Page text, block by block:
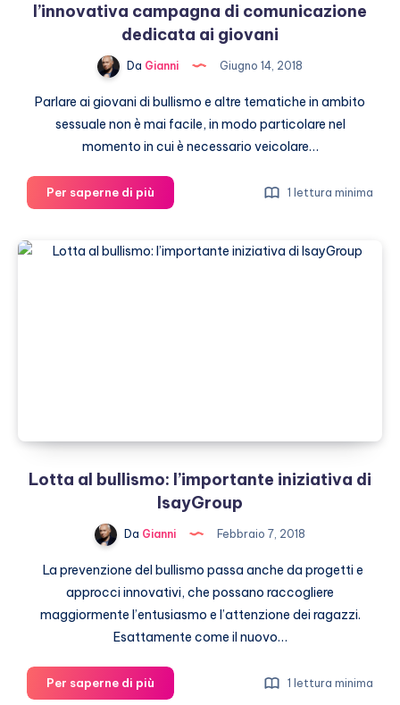
l’innovativa campagna di comunicazione
dedicata ai giovani
Da Gianni Giugno 14, 2018
Parlare ai giovani di bullismo e altre tematiche in ambito
sessuale non è mai facile, in modo particolare nel
momento in cui è necessario veicolare…
Per saperne di più
grande
per
1 lettura minima
Lotta al bullismo: l’importante iniziativa di
IsayGroup
Da Gianni Febbraio 7, 2018
La prevenzione del bullismo passa anche da progetti e
approcci innovativi, che possano raccogliere
maggiormente l’entusiasmo e l’attenzione dei ragazzi.
Esattamente come il nuovo…
Per saperne di più 1 lettura minima